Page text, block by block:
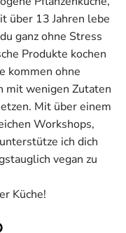
über 13 Jahren lebe
ganz ohne Stress
Produkte kochen
kommen ohne
mit wenigen Zutaten
Mit über einem
Workshops,
ich dich
vegan zu
Küche!